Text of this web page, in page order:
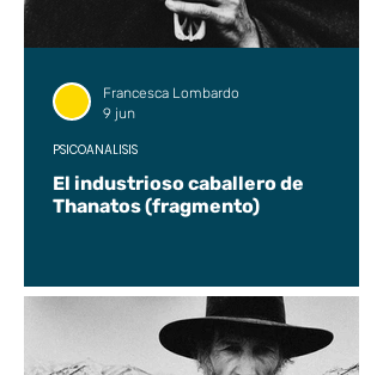
El industrioso caballero de
Thanatos (fragmento)
PSICOANÁLISIS
Francesca Lombardo
9 jun